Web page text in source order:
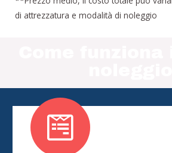
di attrezzatura e modalità di noleggio